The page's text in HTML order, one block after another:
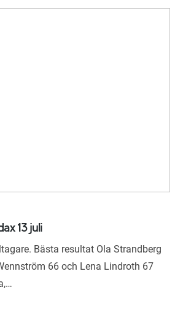
13 juli
Bästa resultat Ola Strandberg
66 och Lena Lindroth 67